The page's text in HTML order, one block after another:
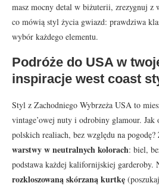
masz mocny detal w biżuterii, zrezygnuj z
co mówią styl życia gwiazd: prawdziwa
wybór każdego elementu.
Podróże do USA w
inspiracje west coast
Styl z Zachodniego Wybrzeża USA to
vintage’owej nuty i odrobiny glamour.
polskich realiach, bez względu na pogodę?
warstwy w neutralnych kolorach: biel,
podstawa każdej kalifornijskiej garderoby.
rozkloszowaną skórzaną kurtkę